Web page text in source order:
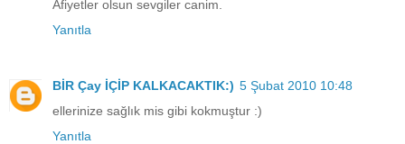
Afiyetler olsun sevgiler canim.
Yanıtla
BİR Çay İÇİP KALKACAKTIK:) 5 Şubat 2010 10:48
ellerinize sağlık mis gibi kokmuştur :)
Yanıtla